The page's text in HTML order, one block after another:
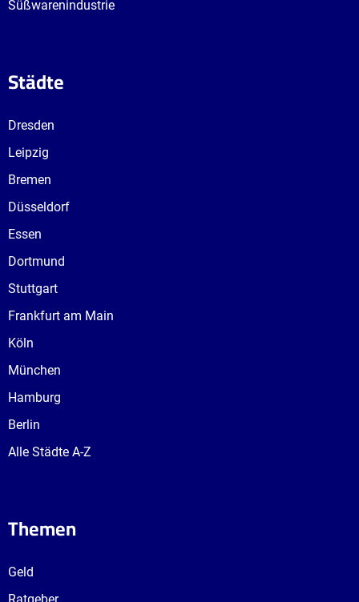
Süßwarenindustrie
Städte
Dresden
Leipzig
Bremen
Düsseldorf
Essen
Dortmund
Stuttgart
Frankfurt am Main
Köln
München
Hamburg
Berlin
Alle Städte A-Z
Themen
Geld